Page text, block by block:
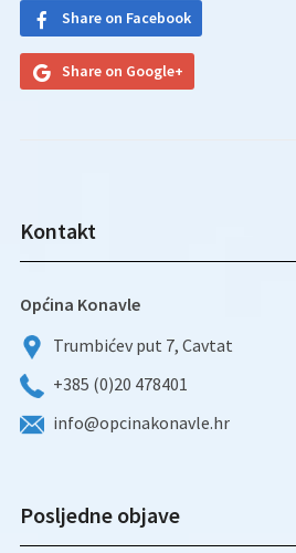
Share on Facebook
Share on Google+
Kontakt
Općina Konavle
Trumbićev put 7, Cavtat
+385 (0)20 478401
info@opcinakonavle.hr
Posljedne objave